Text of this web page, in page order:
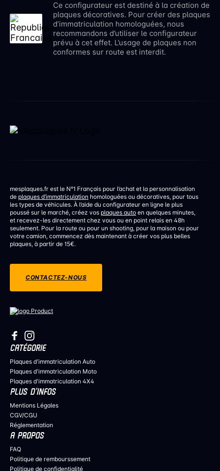
Ce configurateur est destiné à la création de
plaques décoratives. Pour créer des plaques
d’immatriculation homologuées, nous
recommandons d’utiliser le configurateur
prévu à cet effet. L’usage de plaques non
conformes sur route est interdit.
mesplaques.fr est le N°1 Français pour l’achat et la personnalisation
de plaques d’immatriculation homologuées ou décoratives, pour tous
les types de véhicules. À l’aide du configurateur en ligne le plus
poussé sur le marché, créez vos plaques auto en quelques minutes,
et recevez-les directement chez vous ou en point relais en 48h
seulement. Pour la route ou pour un shooting, pour la maison ou pour
votre camion, commencez dès maintenant à créer vos plus belles
plaques, à partir de 15€.
CONTACTEZ-NOUS
CATÉGORIE
Plaques d'immatriculation Auto
Plaques d'immatriculation Moto
Plaques d'immatriculation 4X4
PLUS D’INFOS
Mentions Légales
CGV/CGU
Réglementation
A PROPOS
FAQ
Politique de rembourssement
Politique de confidentialité